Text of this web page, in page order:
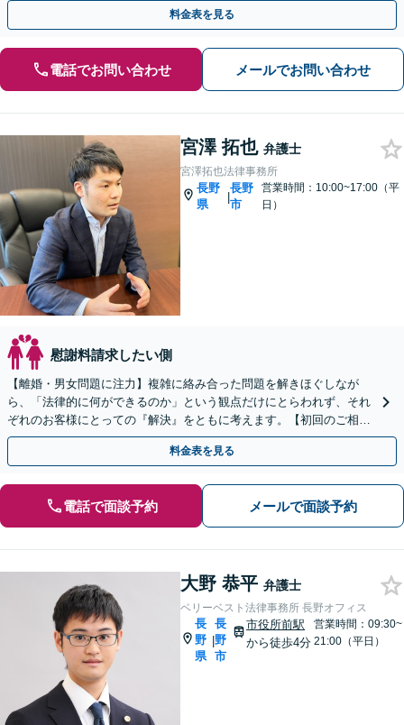
料金表を見る
電話でお問い合わせ メールでお問い合わせ
宮澤 拓也 弁護士
宮澤拓也法律事務所
長野
県
|
長野
市
営業時間：10:00~17:00（平
日）
慰謝料請求したい側
【離婚・男女問題に注力】複雑に絡み合った問題を解きほぐしなが
ら、「法律的に何ができるのか」という観点だけにとらわれず、それ
ぞれのお客様にとっての『解決』をともに考えます。【初回のご相談
30分無料】【オンライン相談可能】
料金表を見る
電話で面談予約 メールで面談予約
大野 恭平 弁護士
ベリーベスト法律事務所 長野オフィス
長
野
県
|
長
野
市
市役所前駅
から徒歩4分
営業時間：09:30~
21:00（平日）